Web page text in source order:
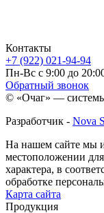
Контакты
+7 (922) 021-94-94
Пн-Вс с 9:00 до
Обратный звонок
© «Очаг» — системы
Разработчик - Nova
На нашем сайте мы
местоположении
характера, в
обработке
Карта сайта
Продукция